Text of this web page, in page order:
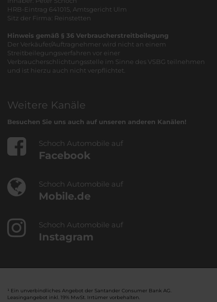
HRB-Eintrag 641015, Amtsgericht Ulm
Sitz der Firma: Reinstetten
Hinweis gemäß § 36 Verbraucherstreitbeilegung
Der Verkäufer/Auftragnehmer wird nicht an einem
Streitbeilegungsverfahren vor einer
Verbraucherschlichtungsstelle im Sinne des VSBG teilnehmen
und ist hierzu auch nicht verpflichtet.
Weitere Kanäle
Besuchen Sie uns auch auf unseren anderen Kanälen!
Schoch Automobile auf
Facebook
Schoch Automobile auf
Mobile.de
Schoch Automobile auf
Instagram
¹ Ein unverbindliches Angebot der Santander Consumer Bank AG.
Leasingangebot inkl. 19% MwSt. Irrtümer vorbehalten.